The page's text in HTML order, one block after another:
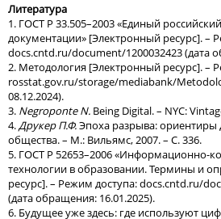
Литература
1. ГОСТ Р 33.505–2003 «Единый
документации» [Электронный ресурс]. –
docs.cntd.ru/document/1200032423 (дата
2. Методология [Электронный ресурс]. –
rosstat.gov.ru/storage/mediabank/
08.12.2024).
3. Negroponte N. Being Digital. – NYC:
4. Друкер П.Ф.Эпоха разрыва:
общества. – М.: Вильямс, 2007. – С. 336.
5. ГОСТ Р 52653–2006 «Информационно-
технологии в образовании. Термины и
ресурс]. – Режим доступа: docs.cntd.ru/
(дата обращения: 16.01.2025).
6. Будущее уже здесь: где используют